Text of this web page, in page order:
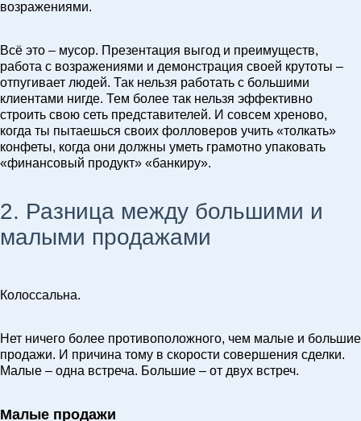
возражениями.
Всё это – мусор. Презентация выгод и преимуществ,
работа с возражениями и демонстрация своей крутоты –
отпугивает людей. Так нельзя работать с большими
клиентами нигде. Тем более так нельзя эффективно
строить свою сеть представителей. И совсем хреново,
когда ты пытаешься своих фолловеров учить «толкать»
конфеты, когда они должны уметь грамотно упаковать
«финансовый продукт» «банкиру».
2. Разница между большими и
малыми продажами
Колоссальна.
Нет ничего более противоположного, чем малые и большие
продажи. И причина тому в скорости совершения сделки.
Малые – одна встреча. Большие – от двух встреч.
Малые продажи